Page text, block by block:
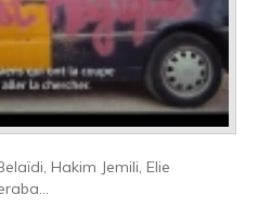
Hakim Jemili, Elie